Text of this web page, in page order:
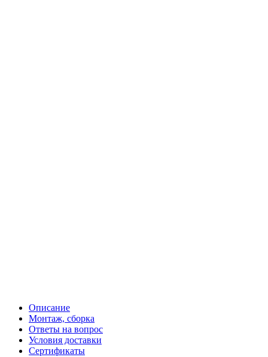
Описание
Монтаж, сборка
Ответы на вопрос
Условия доставки
Сертификаты